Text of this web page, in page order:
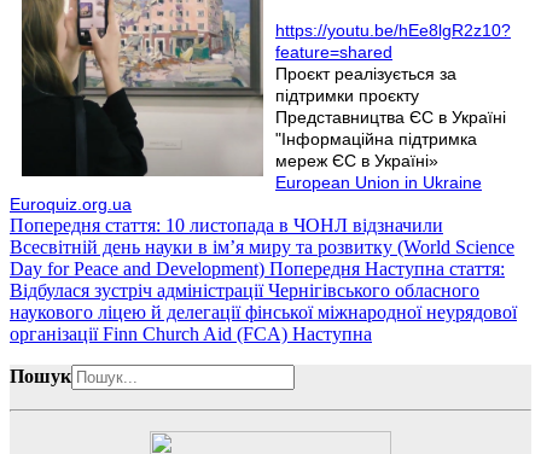
https://youtu.be/hEe8lgR2z10?
feature=shared
Проєкт реалізується за
підтримки проєкту
Представництва ЄС в Україні
"Інформаційна підтримка
мереж ЄС в Україні»
European Union in Ukraine
Euroquiz.org.ua
Попередня стаття: 10 листопада в ЧОНЛ відзначили
Всесвітній день науки в ім’я миру та розвитку (World Science
Day for Peace and Development) Попередня Наступна стаття:
Відбулася зустріч адміністрації Чернігівського обласного
наукового ліцею й делегації фінської міжнародної неурядової
організації Finn Church Aid (FCA) Наступна
Пошук